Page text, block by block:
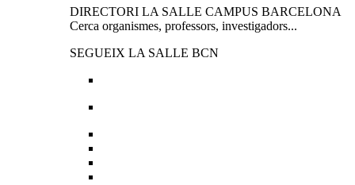
DIRECTORI LA SALLE CAMPUS BARCELONA
Cerca organismes, professors, investigadors...
SEGUEIX LA SALLE BCN